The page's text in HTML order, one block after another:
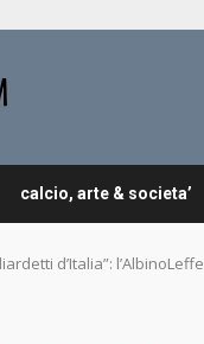
calcio, arte & societa’
d’Italia”: l’AlbinoLeffe